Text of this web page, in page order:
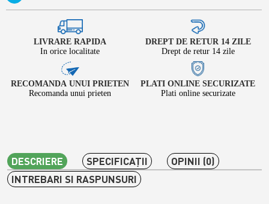
LIVRARE RAPIDA
In orice localitate
DREPT DE RETUR 14 ZILE
Drept de retur 14 zile
RECOMANDA UNUI PRIETEN
Recomanda unui prieten
PLATI ONLINE SECURIZATE
Plati online securizate
DESCRIERE SPECIFICAŢII
OPINII (0)
INTREBARI SI RASPUNSURI